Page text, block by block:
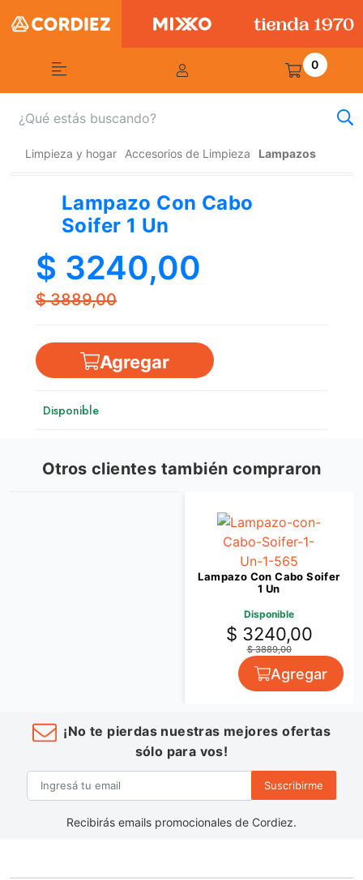
0
Limpieza y hogar Accesorios de Limpieza Lampazos
Lampazo Con Cabo
Soifer 1 Un
$ 3240,00
$ 3889,00
Agregar
Disponible
Otros clientes también compraron
Lampazo Con Cabo Soifer
1 Un
Disponible
$ 3240,00
$ 3889,00
Agregar
¡No te pierdas nuestras mejores ofertas
sólo para vos!
Suscribirme
Recibirás emails promocionales de Cordiez.